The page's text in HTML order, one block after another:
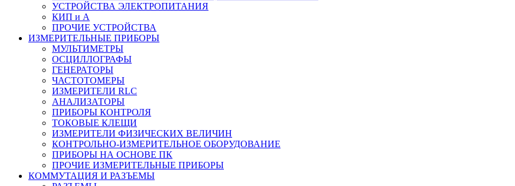
УСТРОЙСТВА ЭЛЕКТРОПИТАНИЯ
КИП и А
ПРОЧИЕ УСТРОЙСТВА
ИЗМЕРИТЕЛЬНЫЕ ПРИБОРЫ
МУЛЬТИМЕТРЫ
ОСЦИЛЛОГРАФЫ
ГЕНЕРАТОРЫ
ЧАСТОТОМЕРЫ
ИЗМЕРИТЕЛИ RLC
АНАЛИЗАТОРЫ
ПРИБОРЫ КОНТРОЛЯ
ТОКОВЫЕ КЛЕЩИ
ИЗМЕРИТЕЛИ ФИЗИЧЕСКИХ ВЕЛИЧИН
КОНТРОЛЬНО-ИЗМЕРИТЕЛЬНОЕ ОБОРУДОВАНИЕ
ПРИБОРЫ НА ОСНОВЕ ПК
ПРОЧИЕ ИЗМЕРИТЕЛЬНЫЕ ПРИБОРЫ
КОММУТАЦИЯ И РАЗЪЕМЫ